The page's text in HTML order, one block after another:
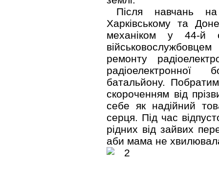
Після навчань
Харківському та
механіком у 44-й
ремонту
радіоелектронної
батальйону.
скороченням від
себе як надійний
серця. Під час
рідних від зайвих
аби мама не